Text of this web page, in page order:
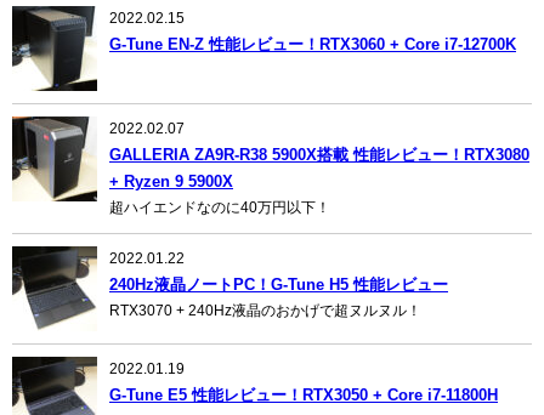
2022.02.15
G-Tune EN-Z 性能レビュー！RTX3060 + Core i7-12700K
2022.02.07
GALLERIA ZA9R-R38 5900X搭載 性能レビュー！RTX3080
+ Ryzen 9 5900X
超ハイエンドなのに40万円以下！
2022.01.22
240Hz液晶ノートPC！G-Tune H5 性能レビュー
RTX3070 + 240Hz液晶のおかげで超ヌルヌル！
2022.01.19
G-Tune E5 性能レビュー！RTX3050 + Core i7-11800H